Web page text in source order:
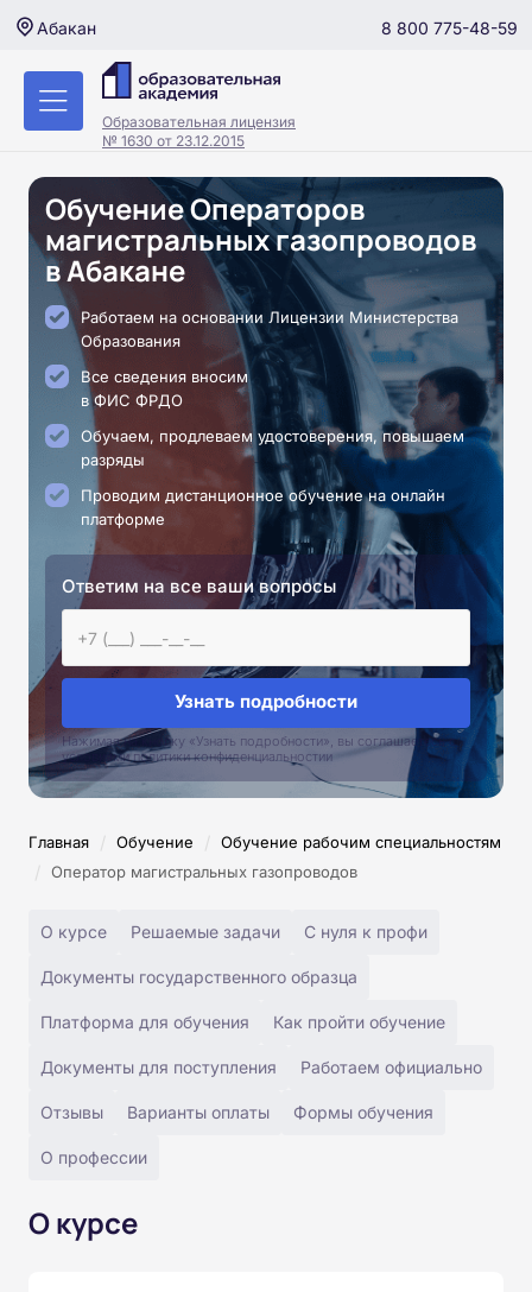
Абакан 8 800 775-48-59
Образовательная лицензия
№ 1630 от 23.12.2015
Обучение Операторов
магистральных газопроводов
в Абакане
Работаем на основании Лицензии Министерства
Образования
Все сведения вносим
в ФИС ФРДО
Обучаем, продлеваем удостоверения, повышаем
разряды
Проводим дистанционное обучение на онлайн
платформе
Ответим на все ваши вопросы
Узнать подробности
Нажимая на кнопку «Узнать подробности», вы соглашаетесь с
условиями политики конфиденциальностии
Главная / Обучение / Обучение рабочим специальностям
/ Оператор магистральных газопроводов
О курсе Решаемые задачи С нуля к профи
Документы государственного образца
Платформа для обучения Как пройти обучение
Документы для поступления Работаем официально
Отзывы Варианты оплаты Формы обучения
О профессии
О курсе